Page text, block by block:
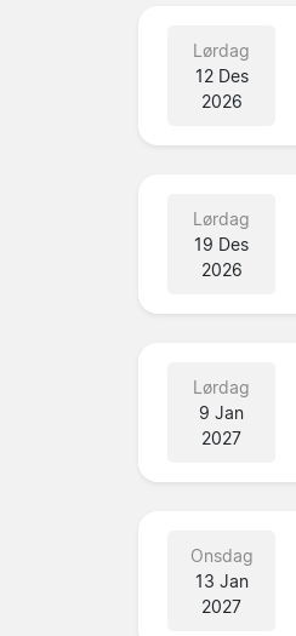
Lørdag
12 Des
2026
Lørdag
19 Des
2026
Lørdag
9 Jan
2027
Onsdag
13 Jan
2027